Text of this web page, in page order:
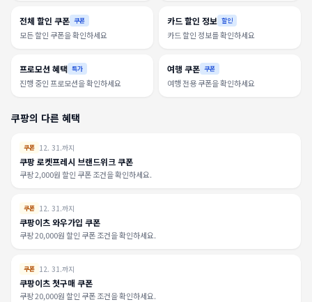
전체 할인 쿠폰 쿠폰
모든 할인 쿠폰을 확인하세요
카드 할인 정보 할인
카드 할인 정보를 확인하세요
프로모션 혜택 특가
진행 중인 프로모션을 확인하세요
여행 쿠폰 쿠폰
여행 전용 쿠폰을 확인하세요
쿠팡의 다른 혜택
쿠폰 12. 31.까지
쿠팡 로켓프레시 브랜드위크 쿠폰
쿠팡 2,000원 할인 쿠폰 조건을 확인하세요.
쿠폰 12. 31.까지
쿠팡이츠 와우가입 쿠폰
쿠팡 20,000원 할인 쿠폰 조건을 확인하세요.
쿠폰 12. 31.까지
쿠팡이츠 첫구매 쿠폰
쿠팡 20,000원 할인 쿠폰 조건을 확인하세요.